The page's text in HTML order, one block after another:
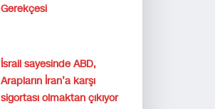
Gerekçesi
İsrail sayesinde ABD,
Arapların İran’a karşı
sigortası olmaktan çıkıyor